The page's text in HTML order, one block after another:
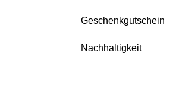
Geschenkgutschein
Nachhaltigkeit